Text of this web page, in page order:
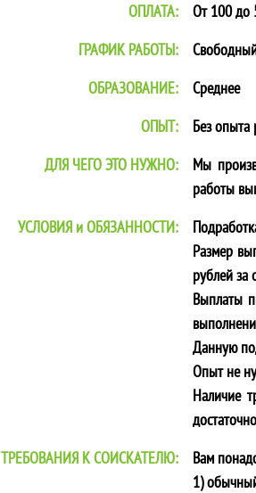
ОПЛАТА:
От 100 до
ГРАФИК РАБОТЫ:
ОБРАЗОВАНИЕ:
Среднее
ОПЫТ:
Без опыта
ДЛЯ ЧЕГО ЭТО НУЖНО:
Мы
работы
УСЛОВИЯ и ОБЯЗАННОСТИ:
Размер
рублей за
Выплаты
Данную
Опыт не
Наличие
ТРЕБОВАНИЯ К СОИСКАТЕЛЮ:
Вам
1)